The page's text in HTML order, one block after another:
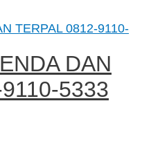
DAN
5333